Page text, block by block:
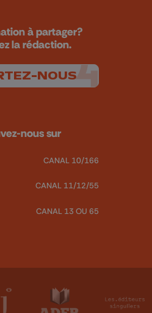
à partager?
la rédaction.
NOUS
nous sur
CANAL 10/166
CANAL 11/12/55
CANAL 13 OU 65